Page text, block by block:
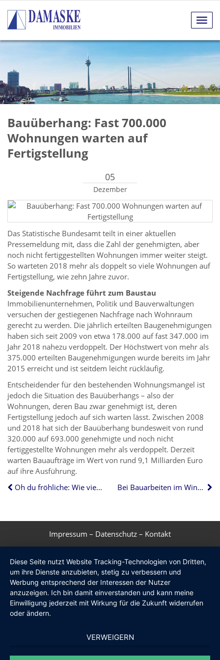
Bauüberhang: Fast 700.000
Wohnungen warten auf
Fertigstellung
05
Dezember
Das Statistische Bundesamt teilt in einer aktuellen
Pressemeldung mit, dass die Zahl der genehmigten, aber
noch nicht fertiggestellten Wohnungen immer weiter steigt.
So warteten 2018 mehr als doppelt so viele Wohnungen auf
Fertigstellung, wie zehn Jahre zuvor.
Steigende Nachfrage führt zum Baustau
Immobilienunternehmen, Politik und Bauverwaltungen
versuchen der gestiegenen Nachfrage nach Wohnraum
gerecht zu werden. Die jährlich erteilten Baugenehmigungen
haben sich seit 2009 von etwa 178.000 auf fast 347.000 im
Jahr 2018 nahezu verdoppelt. Der Höchstwert von mehr als
375.000 erteilten Baugenehmigungen wurde bereits im Jahr
2015 erreicht und ist seitdem leicht rückläufig.
Entscheidender für den bestehenden Wohnungsmangel ist
jedoch die Situation des Bauüberhangs – also der
Wohnungen, deren Bau zwar genehmigt ist, deren
Fertigstellung jedoch auf sich warten lässt. Zwischen 2008
und 2018 hat sich der Bauüberhang bundesweit von rund
320.000 auf 693.000 genehmigte und noch nicht
fertiggestellte Wohnungen mehr als verdoppelt. Derzeit
warten Bauaufträge im Wert von rund 9,1 Milliarden Euro
auf ihre Ausführung.
Oh du fröhliche: Wie viel Weihnachten ist okay?
Bei Bauarbeiten im Winter auf Temperaturen achten
Impressum – Datenschutz – Kontakt
Diese Seite nutzt Website Tracking-Technologien von Dritten,
um ihre Dienste anzubieten, stetig zu verbessern und
Werbung entsprechend der Interessen der Nutzer
anzuzeigen. Ich bin damit einverstanden und kann meine
Einwilligung jederzeit mit Wirkung für die Zukunft widerrufen
oder ändern.
VERWEIGERN